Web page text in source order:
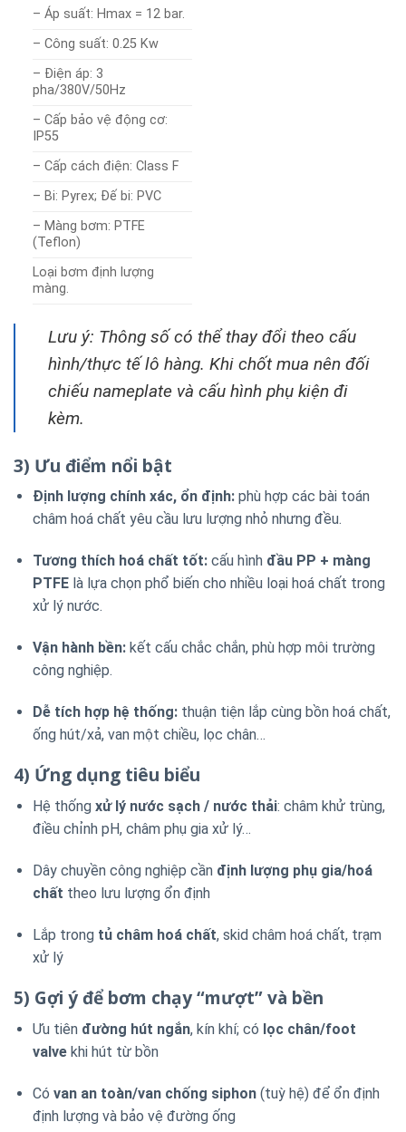
– Áp suất: Hmax = 12 bar.
– Công suất: 0.25 Kw
– Điện áp: 3
pha/380V/50Hz
– Cấp bảo vệ động cơ:
IP55
– Cấp cách điện: Class F
– Bi: Pyrex; Đế bi: PVC
– Màng bơm: PTFE
(Teflon)
Loại bơm định lượng
màng.
Lưu ý: Thông số có thể thay đổi theo cấu
hình/thực tế lô hàng. Khi chốt mua nên đối
chiếu nameplate và cấu hình phụ kiện đi
kèm.
3) Ưu điểm nổi bật
Định lượng chính xác, ổn định:phù hợp các bài toán
châm hoá chất yêu cầu lưu lượng nhỏ nhưng đều.
Tương thích hoá chất tốt:cấu hình đầu PP + màng
PTFElà lựa chọn phổ biến cho nhiều loại hoá chất trong
xử lý nước.
Vận hành bền:kết cấu chắc chắn, phù hợp môi trường
công nghiệp.
Dễ tích hợp hệ thống:thuận tiện lắp cùng bồn hoá chất,
ống hút/xả, van một chiều, lọc chân…
4) Ứng dụng tiêu biểu
Hệ thống xử lý nước sạch / nước thải: châm khử trùng,
điều chỉnh pH, châm phụ gia xử lý…
Dây chuyền công nghiệp cần định lượng phụ gia/hoá
chất theo lưu lượng ổn định
Lắp trong tủ châm hoá chất, skid châm hoá chất, trạm
xử lý
5) Gợi ý để bơm chạy “mượt” và bền
Ưu tiên đường hút ngắn, kín khí; có lọc chân/foot
valvekhi hút từ bồn
Có van an toàn/van chống siphon(tuỳ hệ) để ổn định
định lượng và bảo vệ đường ống